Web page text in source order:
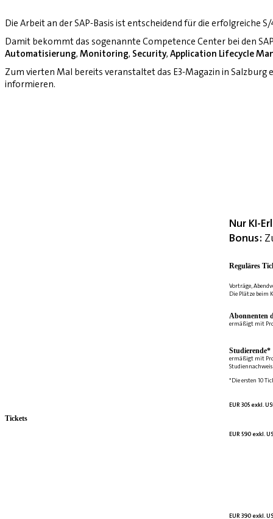
Die Arbeit an der SAP-Basis ist entscheidend für die erfolgreiche
Damit bekommt das sogenannte Competence Center bei den
Automatisierung, Monitoring, Security, Application Lifecycle
Zum vierten Mal bereits veranstaltet das E3-Magazin in
informieren.
Nur KI-
Bonus:
Reguläres
Vorträge,
Die Plätze beim
Abonnenten
ermäßigt mit
Studierende*
ermäßigt mit
*Die ersten 10
EUR 305 exkl.
EUR 590 exkl.
EUR 390 exkl.
Tickets